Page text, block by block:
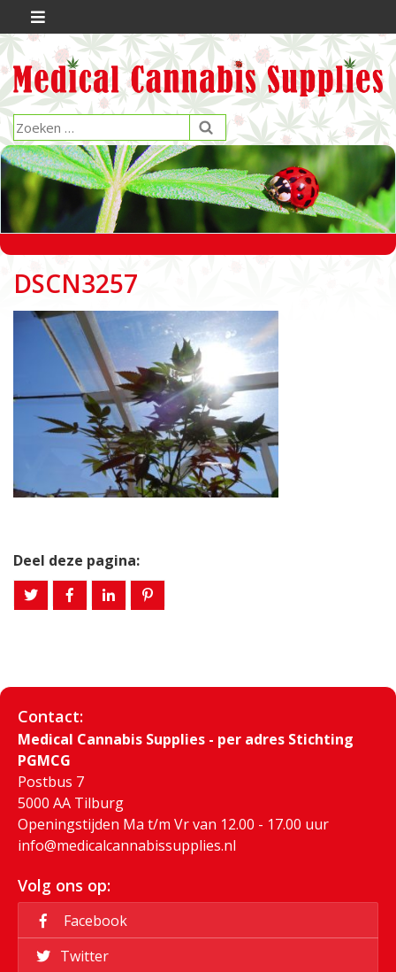
DSCN3257
Deel deze pagina:
Contact:
Medical Cannabis Supplies - per adres Stichting
PGMCG
Postbus 7
5000 AA Tilburg
Openingstijden Ma t/m Vr van 12.00 - 17.00 uur
info@medicalcannabissupplies.nl
Volg ons op:
Facebook
Twitter